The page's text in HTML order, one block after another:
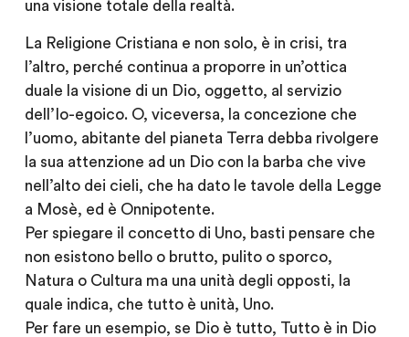
una visione totale della realtà.
La Religione Cristiana e non solo, è in crisi, tra
l’altro, perché continua a proporre in un’ottica
duale la visione di un Dio, oggetto, al servizio
dell’Io-egoico. O, viceversa, la concezione che
l’uomo, abitante del pianeta Terra debba rivolgere
la sua attenzione ad un Dio con la barba che vive
nell’alto dei cieli, che ha dato le tavole della Legge
a Mosè, ed è Onnipotente.
Per spiegare il concetto di Uno, basti pensare che
non esistono bello o brutto, pulito o sporco,
Natura o Cultura ma una unità degli opposti, la
quale indica, che tutto è unità, Uno.
Per fare un esempio, se Dio è tutto, Tutto è in Dio